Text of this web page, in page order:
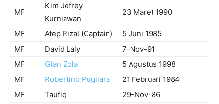
MF
Kim Jefrey
Kurniawan
23 Maret 1990
MF Atep Rizal (Captain)
5 Juni 1985
MF
David Laly
7-Nov-91
MF
Gian Zola
5 Agustus 1998
MF
Robertino Pugliara
21 Februari 1984
MF
Taufiq
29-Nov-86